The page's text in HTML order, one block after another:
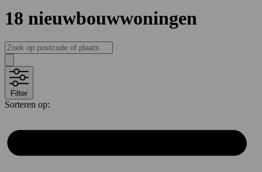
18 nieuwbouwwoningen
Filter
Sorteren op: